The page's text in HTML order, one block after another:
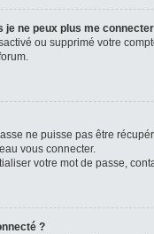
ne peux plus me
ou supprimé votre
ne puisse pas être
vous connecter.
votre mot de passe,
?